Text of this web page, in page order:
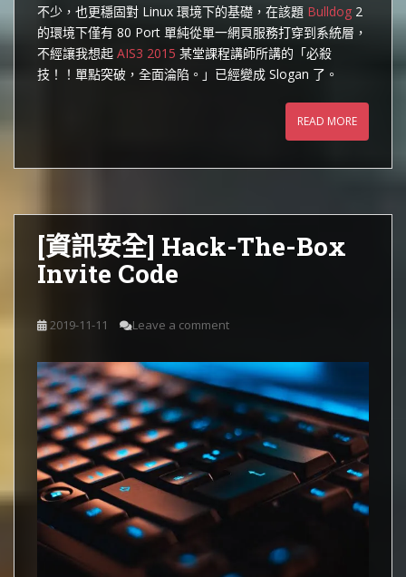
不少，也更穩固對 Linux 環境下的基礎，在該題 Bulldog 2
的環境下僅有 80 Port 單純從單一網頁服務打穿到系統層，
不經讓我想起 AIS3 2015 某堂課程講師所講的「必殺
技！！單點突破，全面淪陷。」已經變成 Slogan 了。
READ MORE
[資訊安全] Hack-The-Box
Invite Code
2019-11-11 Leave a comment